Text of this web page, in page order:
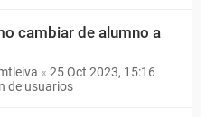
cambiar de alumno a
« 25 Oct 2023, 15:16
de usuarios